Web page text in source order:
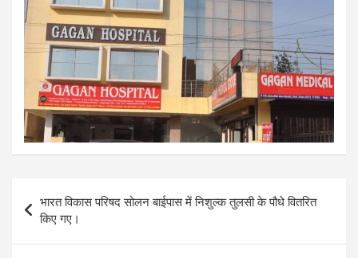
navigation
भारत विकास परिषद सोलन बाईपास में निशुल्क तुलसी के पौधे वितरित
किए गए।